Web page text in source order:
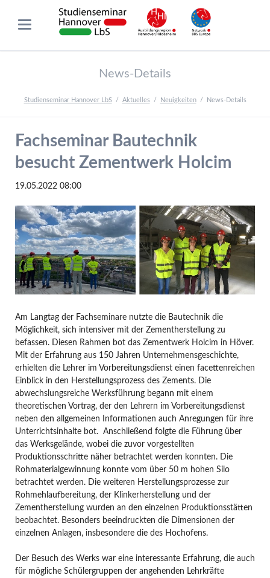
News-Details
Studienseminar Hannover LbS Aktuelles Neuigkeiten News-Details
Fachseminar Bautechnik
besucht Zementwerk Holcim
19.05.2022 08:00
Am Langtag der Fachseminare nutzte die Bautechnik die
Möglichkeit, sich intensiver mit der Zementherstellung zu
befassen. Diesen Rahmen bot das Zementwerk Holcim in Höver.
Mit der Erfahrung aus 150 Jahren Unternehmensgeschichte,
erhielten die Lehrer im Vorbereitungsdienst einen facettenreichen
Einblick in den Herstellungsprozess des Zements. Die
abwechslungsreiche Werksführung begann mit einem
theoretischen Vortrag, der den Lehrern im Vorbereitungsdienst
neben den allgemeinen Informationen auch Anregungen für ihre
Unterrichtsinhalte bot. Anschließend folgte die Führung über
das Werksgelände, wobei die zuvor vorgestellten
Produktionsschritte näher betrachtet werden konnten. Die
Rohmaterialgewinnung konnte vom über 50 m hohen Silo
betrachtet werden. Die weiteren Herstellungsprozesse zur
Rohmehlaufbereitung, der Klinkerherstellung und der
Zementherstellung wurden an den einzelnen Produktionsstätten
beobachtet. Besonders beeindruckten die Dimensionen der
einzelnen Anlagen, insbesondere die des Hochofens.
Der Besuch des Werks war eine interessante Erfahrung, die auch
für mögliche Schülergruppen der angehenden Lehrkräfte